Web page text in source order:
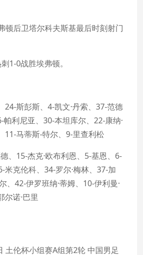
顿后卫塔尔科夫斯基最后时刻射门
1-0战胜埃弗顿。
24-斯彭斯、4-凯文·丹索、37-范德
利尼亚、30-本坦库尔、22-康纳·
11-马蒂斯-特尔、9-里查利松
、15-杰克·欧布利恩、5-基恩、6-
米克伦科、34-罗尔·梅林、37-加
、42-伊罗班纳·蒂姆、10-伊利曼·
尔诺·巴里
土伦杯小组赛A组第2轮 中国男足